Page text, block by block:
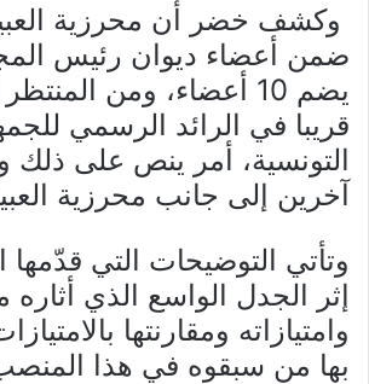
وكشف خضر أن محرزية
ضمن أعضاء ديوان رئيس
يضم 10 أعضاء، ومن
قريبا في الرائد الرسمي
التونسية، أمر ينص على ذلك
آخرين إلى جانب محرزية
وتأتي التوضيحات التي
إثر الجدل الواسع الذي أثاره
وامتيازاته ومقارنتها
بها من سبقوه في هذا